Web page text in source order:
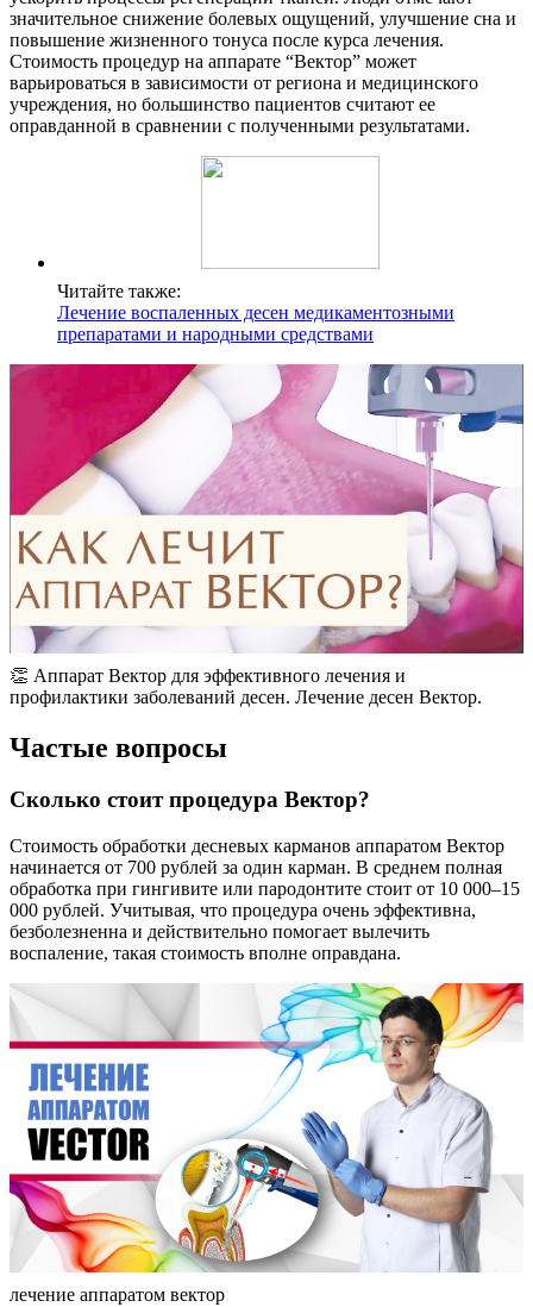
значительное снижение болевых ощущений, улучшение сна и
повышение жизненного тонуса после курса лечения.
Стоимость процедур на аппарате “Вектор” может
варьироваться в зависимости от региона и медицинского
учреждения, но большинство пациентов считают ее
оправданной в сравнении с полученными результатами.
Читайте также:
Лечение воспаленных десен медикаментозными
препаратами и народными средствами
👏 Аппарат Вектор для эффективного лечения и
профилактики заболеваний десен. Лечение десен Вектор.
Частые вопросы
Сколько стоит процедура Вектор?
Стоимость обработки десневых карманов аппаратом Вектор
начинается от 700 рублей за один карман. В среднем полная
обработка при гингивите или пародонтите стоит от 10 000–15
000 рублей. Учитывая, что процедура очень эффективна,
безболезненна и действительно помогает вылечить
воспаление, такая стоимость вполне оправдана.
лечение аппаратом вектор